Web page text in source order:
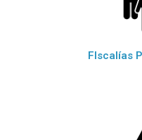
FIscalías